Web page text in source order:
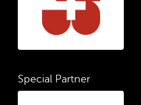
Special Partner